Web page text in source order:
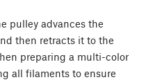
pulley advances the
then retracts it to the
preparing a multi-color
all filaments to ensure